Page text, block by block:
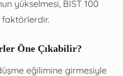
yükselmesi, BIST 100
faktörlerdir.
Öne Çıkabilir?
eğilimine girmesiyle